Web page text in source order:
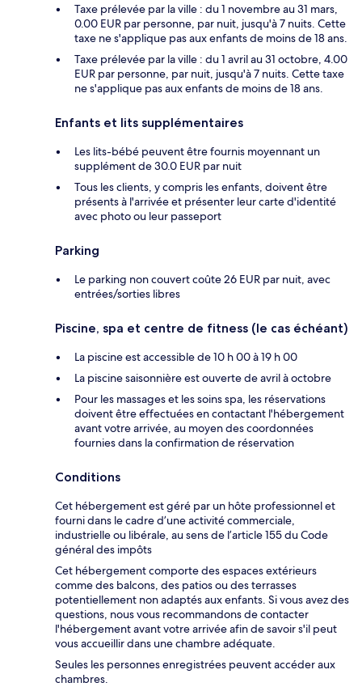
Taxe prélevée par la ville : du 1 novembre au 31 mars,
0.00 EUR par personne, par nuit, jusqu'à 7 nuits. Cette
taxe ne s'applique pas aux enfants de moins de 18 ans.
Taxe prélevée par la ville : du 1 avril au 31 octobre, 4.00
EUR par personne, par nuit, jusqu'à 7 nuits. Cette taxe
ne s'applique pas aux enfants de moins de 18 ans.
Enfants et lits supplémentaires
Les lits-bébé peuvent être fournis moyennant un
supplément de 30.0 EUR par nuit
Tous les clients, y compris les enfants, doivent être
présents à l'arrivée et présenter leur carte d'identité
avec photo ou leur passeport
Parking
Le parking non couvert coûte 26 EUR par nuit, avec
entrées/sorties libres
Piscine, spa et centre de fitness (le cas échéant)
La piscine est accessible de 10 h 00 à 19 h 00
La piscine saisonnière est ouverte de avril à octobre
Pour les massages et les soins spa, les réservations
doivent être effectuées en contactant l'hébergement
avant votre arrivée, au moyen des coordonnées
fournies dans la confirmation de réservation
Conditions
Cet hébergement est géré par un hôte professionnel et
fourni dans le cadre d’une activité commerciale,
industrielle ou libérale, au sens de l’article 155 du Code
général des impôts
Cet hébergement comporte des espaces extérieurs
comme des balcons, des patios ou des terrasses
potentiellement non adaptés aux enfants. Si vous avez des
questions, nous vous recommandons de contacter
l'hébergement avant votre arrivée afin de savoir s'il peut
vous accueillir dans une chambre adéquate.
Seules les personnes enregistrées peuvent accéder aux
chambres.